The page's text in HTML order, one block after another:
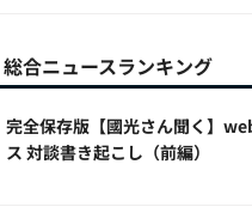
総合ニュースランキング
完全保存版【國光さん聞く】
ス 対談書き起こし（前編）